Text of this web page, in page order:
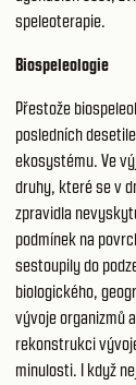
speleoterapie.
Biospeleologie
Přestože
posledních
ekosystému. Ve
druhy, které se v
zpravidla
podmínek na
sestoupily do
biologického,
vývoje organizmů
rekonstrukci
minulosti. I když